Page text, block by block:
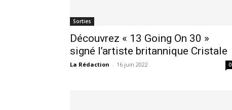
Sorties
Découvrez « 13 Going On 30 »
signé l’artiste britannique Cristale
La Rédaction - 16 juin 2022 0